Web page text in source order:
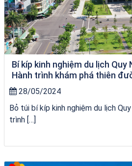
Bí kíp kinh nghiệm du lịch Quy
Hành trình khám phá thiên
28/05/2024
Bỏ túi bí kíp kinh nghiệm du lịch
trình […]